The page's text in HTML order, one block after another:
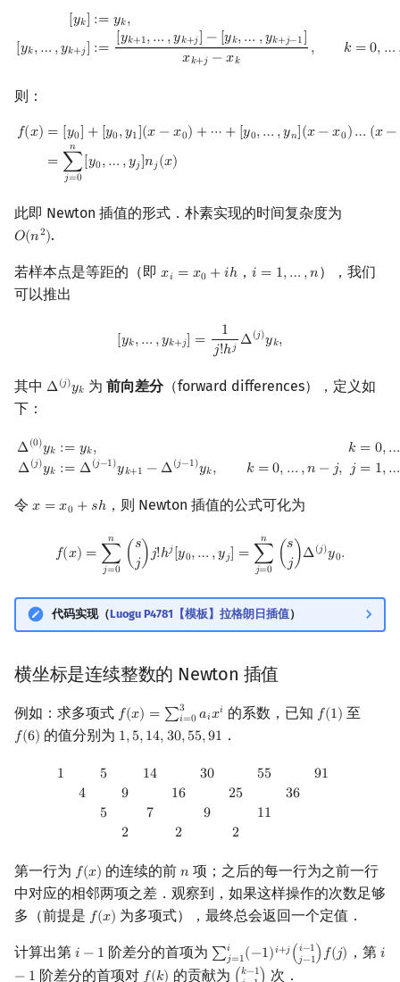
[𝑦𝑘] := 𝑦𝑘,
[𝑦𝑘,… ,𝑦𝑘+𝑗] :=
[𝑦𝑘+1,… ,𝑦𝑘+𝑗] − [𝑦𝑘,… ,𝑦𝑘+𝑗−1]
𝑥𝑘+𝑗 −𝑥𝑘
, 𝑘 = 0, …
=0 …,n,[yk
则：
𝑓(𝑥) = [𝑦0] + [𝑦0,𝑦1](𝑥 −𝑥0) + ⋯ + [𝑦0,… ,𝑦𝑛](𝑥−𝑥0)… (𝑥−
=
𝑛
∑
𝑗=0
[𝑦0,… ,𝑦𝑗]𝑛𝑗(𝑥)
f(x)=[ y0 +[y 0,y 1](x−x 0)+ ⋯ +[y0,…,y n]( x−x0)…(x− xn−1) =∑j=0n[y 0,
此即 Newton 插值的形式．朴素实现的时间复杂度为
𝑂(𝑛2)
O(n2) .
若样本点是等距的（即 𝑥𝑖 = 𝑥0 +𝑖ℎ
xi=x0+i h ，𝑖 = 1,… ,𝑛
i =1, …, n
），我们
可以推出
[𝑦𝑘,… ,𝑦𝑘+𝑗] =
1
𝑗!ℎ𝑗 Δ(𝑗)𝑦𝑘,
+j hj j) yk,
其中 Δ(𝑗)𝑦𝑘
Δ(j)yk 为前向差分（forward differences），定义如
下：
Δ(0)𝑦𝑘 := 𝑦𝑘, 𝑘 = 0,…
Δ(𝑗)𝑦𝑘 := Δ(𝑗−1)𝑦𝑘+1 − Δ(𝑗−1)𝑦𝑘, 𝑘 = 0, … ,𝑛 −𝑗, 𝑗 = 1,…
Δ(0)yk:=yk ,k= −j j= 1,…,
令 𝑥 = 𝑥0 + 𝑠ℎ
x=x0+s h ，则 Newton 插值的公式可化为
𝑓(𝑥) =
𝑛
∑
𝑗=0
( 𝑠
𝑗 )𝑗!ℎ𝑗[𝑦0,… ,𝑦𝑗] =
𝑛
∑
𝑗=0
( 𝑠
𝑗)Δ(𝑗)𝑦0.
f =∑j= n(s j j[ = 0n(s )Δ(j y 0.
代码实现（Luogu P4781【模板】拉格朗日插值）
横坐标是连续整数的 Newton 插值
例如：求多项式 𝑓(𝑥) = ∑3
𝑖=0𝑎𝑖𝑥𝑖
f(x)= ∑i= 03aixi 的系数，已知 𝑓(1)
f(1) 至
𝑓(6)
f(6) 的值分别为 1,5,14,30,55,91
1,5,14,30,55,91 ．
1 5 14 30 55 91
4
9 16 25 36
5
7 9 11
2
2 2
3055 1625 9112
第一行为 𝑓(𝑥)
f(x) 的连续的前𝑛
n 项；之后的每一行为之前一行
中对应的相邻两项之差．观察到，如果这样操作的次数足够
多（前提是 𝑓(𝑥)
f(x) 为多项式），最终总会返回一个定值．
计算出第 𝑖 − 1
i −1 阶差分的首项为 ∑𝑖
𝑗=1(−1)𝑖+𝑗 (𝑖−1
𝑗−1)𝑓(𝑗)
∑j=1i(−1)i+j(i− 1 j−1 )f (j) ，第 𝑖
i−
阶差分的首项对
的贡献为 𝑘−1 次．